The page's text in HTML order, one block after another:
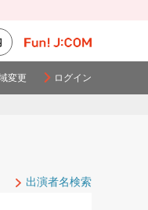
変更 ログイン
出演者名検索